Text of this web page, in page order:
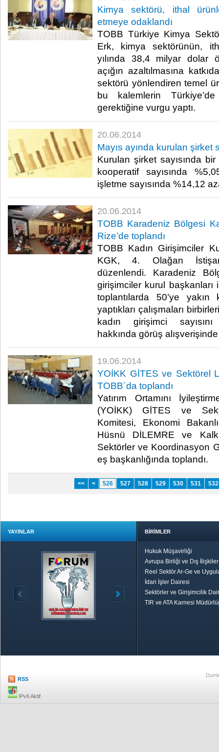
Kimya sektörü, ithal
etmeye odaklandı
TOBB Türkiye Kimya
Erk, kimya sektörünün,
yılında 38,4 milyar dolar
açığın azaltılmasına
sektörü yönlendiren temel
bu kalemlerin
gerektiğine vurgu yaptı.​
20.06.2014
Mayıs ayında kurulan şirket
Kurulan şirket sayısında
kooperatif sayısında
işletme sayısında %14,12
20.06.2014
TOBB Karadeniz Bölgesi
Rize’de toplandı
TOBB Kadın Girişimciler
KGK, 4. Olağan
düzenlendi. Karadeniz
girişimciler kurul başkanları
toplantılarda 50’ye yakın
yaptıkları çalışmaları
kadın girişimci
hakkında görüş
19.06.2014
YOİKK GİTES ve Sektörel
TOBB´da toplandı
Yatırım Ortamını
(YOİKK) GİTES ve
Komitesi, Ekonomi
Hüsnü DİLEMRE ve
Sektörler ve Koordinasyon
eş başkanlığında toplandı.​
<< < 526 527 528 529 530 531 532
YAYINLAR BİRİMLER
Hukuk Müşavirliği
Avrupa Birliği ve Dış
Reel Sektör Ar-Ge ve
İdari İşler Dairesi
Sektörler ve Girişimcilik
TIR ve ATA Karnesi
RSS
IPv6 Aktif